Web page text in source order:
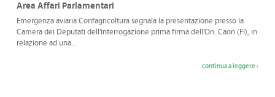
Area Affari Parlamentari
Emergenza aviaria Confagricoltura segnala la presentazione presso la
Camera dei Deputati dell'interrogazione prima firma dell'On. Caon (FI), in
relazione ad una...
continua a leggere ›